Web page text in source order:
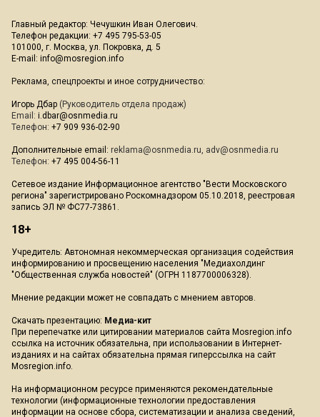
Главный редактор: Чечушкин Иван Олегович.
Телефон редакции: +7 495 795-53-05
101000, г. Москва, ул. Покровка, д. 5
E-mail: info@mosregion.info
Реклама, спецпроекты и иное сотрудничество:
Игорь Дбар (Руководитель отдела продаж)
Email: i.dbar@osnmedia.ru
Телефон: +7 909 936-02-90
Дополнительные email: reklama@osnmedia.ru, adv@osnmedia.ru
Телефон: +7 495 004-56-11
Сетевое издание Информационное агентство "Вести Московского
региона" зарегистрировано Роскомнадзором 05.10.2018, реестровая
запись ЭЛ № ФС77-73861.
18+
Учредитель: Автономная некоммерческая организация содействия
информированию и просвещению населения "Медиахолдинг
"Общественная служба новостей" (ОГРН 1187700006328).
Мнение редакции может не совпадать с мнением авторов.
Скачать презентацию: Медиа-кит
При перепечатке или цитировании материалов сайта Mosregion.info
ссылка на источник обязательна, при использовании в Интернет-
изданиях и на сайтах обязательна прямая гиперссылка на сайт
Mosregion.info.
На информационном ресурсе применяются рекомендательные
технологии (информационные технологии предоставления
информации на основе сбора, систематизации и анализа сведений,